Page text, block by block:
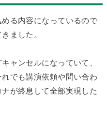
る内容になっているので
ました。
ャンセルになっていて、
でも講演依頼や問い合わ
が終息して全部実現した